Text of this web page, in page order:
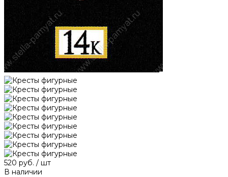
520 руб. / шт
В наличии